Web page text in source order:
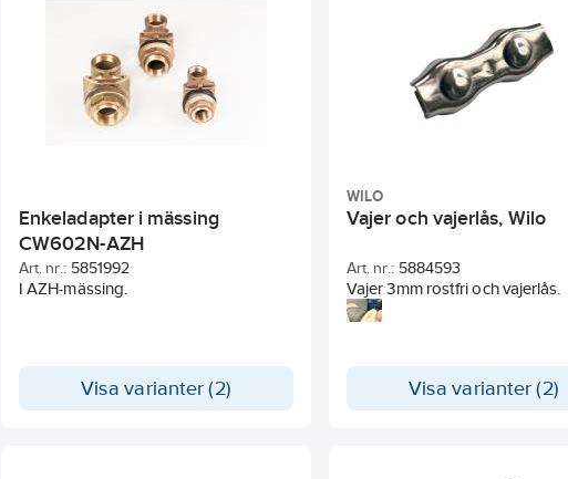
Enkeladapter i mässing
CW602N-AZH
Art. nr.: 5851992
I AZH-mässing.
Visa varianter (2)
WILO
Vajer och vajerlås, Wilo
Art. nr.: 5884593
Vajer 3mm rostfri och vajerlås.
Visa varianter (2)